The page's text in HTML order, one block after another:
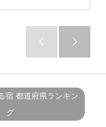
 
宿 都道府県ランキン
グ